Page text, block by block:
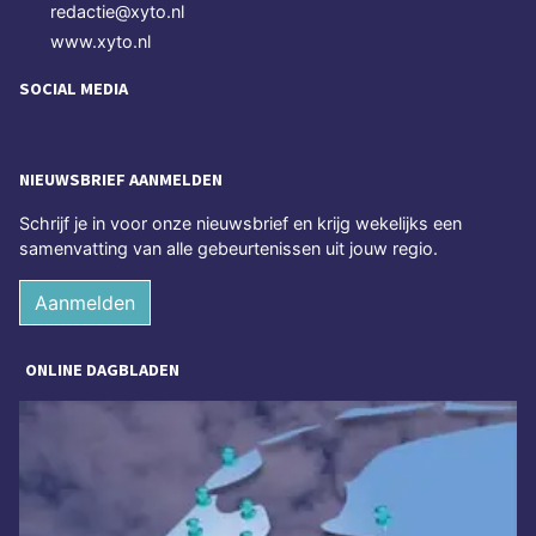
redactie@xyto.nl
www.xyto.nl
SOCIAL MEDIA
NIEUWSBRIEF AANMELDEN
Schrijf je in voor onze nieuwsbrief en krijg wekelijks een
samenvatting van alle gebeurtenissen uit jouw regio.
Aanmelden
ONLINE DAGBLADEN